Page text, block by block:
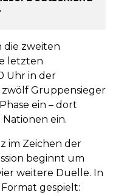
die zweiten
letzten
Uhr in der
zwölf Gruppensieger
ein – dort
ein.
im Zeichen der
beginnt um
weitere Duelle. In
gespielt: